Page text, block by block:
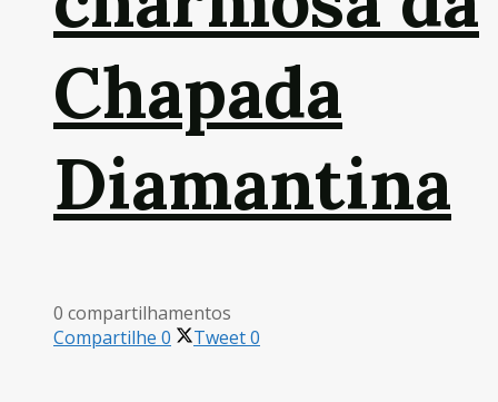
Chapada
Diamantina
0 compartilhamentos
Compartilhe 0 Tweet0